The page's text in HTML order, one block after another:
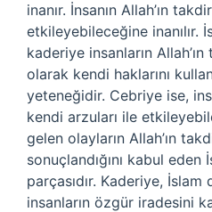
inanır. İnsanın Allah’ın
etkileyebileceğine inanılır.
kaderiye insanların
olarak kendi haklarını
yeteneğidir. Cebriye ise,
kendi arzuları ile
gelen olayların Allah’ın
sonuçlandığını kabul
parçasıdır. Kaderiye, İslam
insanların özgür iradesini